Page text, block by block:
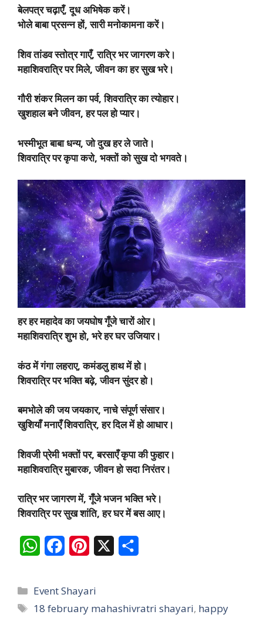
बेलपत्र चढ़ाएँ, दूध अभिषेक करें।
भोले बाबा प्रसन्न हों, सारी मनोकामना करें।
शिव तांडव स्तोत्र गाएँ, रात्रि भर जागरण करे।
महाशिवरात्रि पर मिले, जीवन का हर सुख भरे।
गौरी शंकर मिलन का पर्व, शिवरात्रि का त्योहार।
खुशहाल बने जीवन, हर पल हो प्यार।
भस्मीभूत बाबा धन्य, जो दुख हर ले जाते।
शिवरात्रि पर कृपा करो, भक्तों को सुख दो भगवते।
हर हर महादेव का जयघोष गूँजे चारों ओर।
महाशिवरात्रि शुभ हो, भरे हर घर उजियार।
कंठ में गंगा लहराए, कमंडलु हाथ में हो।
शिवरात्रि पर भक्ति बढ़े, जीवन सुंदर हो।
बमभोले की जय जयकार, नाचे संपूर्ण संसार।
खुशियाँ मनाएँ शिवरात्रि, हर दिल में हो आधार।
शिवजी प्रेमी भक्तों पर, बरसाएँ कृपा की फुहार।
महाशिवरात्रि मुबारक, जीवन हो सदा निरंतर।
रात्रि भर जागरण में, गूँजे भजन भक्ति भरे।
शिवरात्रि पर सुख शांति, हर घर में बस आए।
W
t
c
e
n
t
r
Categories
Event Shayari
Tags
18 february mahashivratri shayari, happy